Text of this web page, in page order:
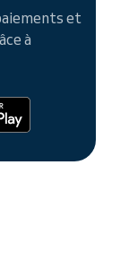
et
à